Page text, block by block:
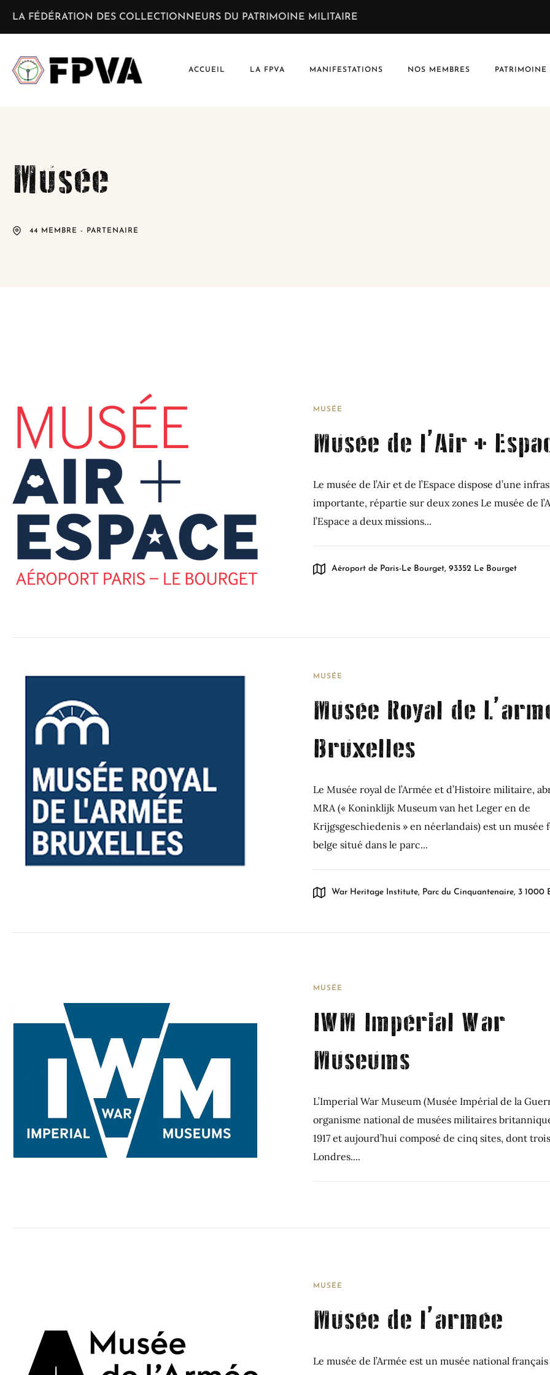
LA FÉDÉRATION DES COLLECTIONNEURS DU PATRIMOINE MILITAIRE
ACCUEIL LA FPVA MANIFESTATIONS NOS MEMBRES PATRIMOINE
Musée
44 MEMBRE - PARTENAIRE
MUSÉE
Musée de l’Air +
Le musée de l’Air et de l’Espace dispose d’une
importante, répartie sur deux zones Le musée de
l’Espace a deux missions...
Aéroport de Paris-Le Bourget, 93352 Le Bourget
MUSÉE
Musée Royal de
Bruxelles
Le Musée royal de l’Armée et d’Histoire militaire,
MRA (« Koninklijk Museum van het Leger en de
Krijgsgeschiedenis » en néerlandais) est un musée
belge situé dans le parc...
War Heritage Institute, Parc du Cinquantenaire, 3 1000
MUSÉE
IWM Impérial War
Museums
L’Imperial War Museum (Musée Impérial de la
organisme national de musées militaires
1917 et aujourd’hui composé de cinq sites, dont
Londres....
MUSÉE
Musée de l’armée
Le musée de l’Armée est un musée national